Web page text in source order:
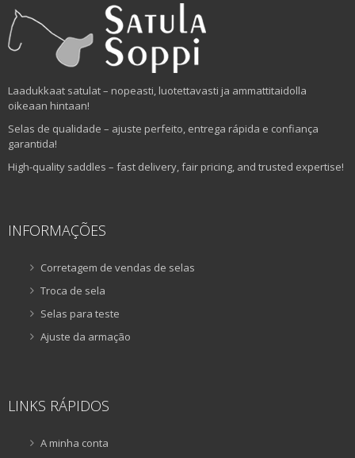
Laadukkaat satulat – nopeasti, luotettavasti ja ammattitaidolla
oikeaan hintaan!
Selas de qualidade – ajuste perfeito, entrega rápida e confiança
garantida!
High-quality saddles – fast delivery, fair pricing, and trusted expertise!
INFORMAÇÕES
Corretagem de vendas de selas
Troca de sela
Selas para teste
Ajuste da armação
LINKS RÁPIDOS
A minha conta